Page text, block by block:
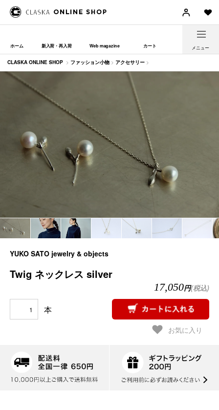
ホーム 新入荷・再入荷 Web magazine カート メニュー
CLASKA ONLINE SHOP > ファッション小物 > アクセサリー >
YUKO SATO jewelry & objects
Twig ネックレス silver
17,050円(税込)
本
お気に入り